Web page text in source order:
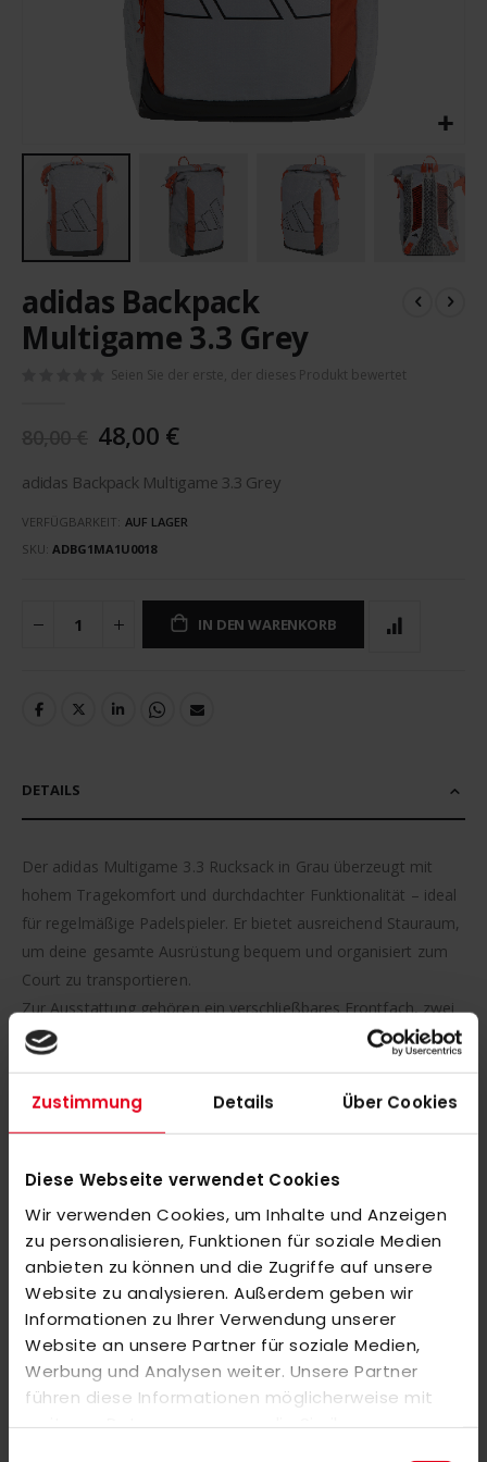
Zustimmung Details Über Cookies
Diese Webseite verwendet Cookies
Wir verwenden Cookies, um Inhalte und Anzeigen
zu personalisieren, Funktionen für soziale Medien
anbieten zu können und die Zugriffe auf unsere
Website zu analysieren. Außerdem geben wir
Informationen zu Ihrer Verwendung unserer
Website an unsere Partner für soziale Medien,
Werbung und Analysen weiter. Unsere Partner
führen diese Informationen möglicherweise mit
weiteren Daten zusammen, die Sie ihnen
Anfang
der
Bildergalerie
adidas Backpack
Multigame 3.3 Grey
Seien Sie der erste, der dieses Produkt bewertet
48,00 €
adidas Backpack Multigame 3.3 Grey
VERFÜGBARKEIT: AUF LAGER
SKU ADBG1MA1U0018
IN DEN WARENKORB
DETAILS
Der adidas Multigame 3.3 Rucksack in Grau überzeugt mit
hohem Tragekomfort und durchdachter Funktionalität – ideal
für regelmäßige Padelspieler. Er bietet ausreichend Stauraum,
um deine gesamte Ausrüstung bequem und organisiert zum
Court zu transportieren.
Zur Ausstattung gehören ein verschließbares Frontfach, zwei
seitliche Taschen aus elastischem Mesh sowie ein
verstärkte Boden sorgt für Stabilität, während zwei
100 % Polyester
Maße:
29 × 15,5 × 47 cm
MEHR INFORMATIONEN